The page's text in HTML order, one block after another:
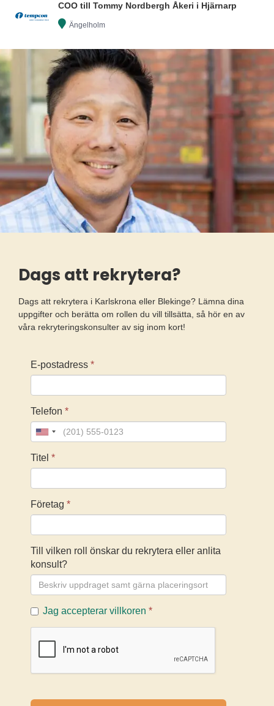
COO till Tommy Nordbergh Åkeri i Hjärnarp
Ängelholm
Dags att rekrytera?
Dags att rekrytera i Karlskrona eller Blekinge? Lämna dina
uppgifter och berätta om rollen du vill tillsätta, så hör en av
våra rekryteringskonsulter av sig inom kort!